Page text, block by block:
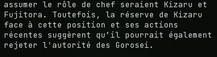
assumer le rôle de chef seraient Kizaru et
Fujitora. Toutefois, la réserve de Kizaru
face à cette position et ses actions
récentes suggèrent qu’il pourrait également
rejeter l'autorité des Gorosei.